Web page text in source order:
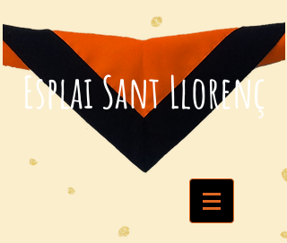
Esplai Sant Llorenç